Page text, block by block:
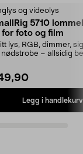
og videolys
5710
for foto og film
lys, RGB, dimmer,
nødstrobe – allsidig
Legg i handlekurv